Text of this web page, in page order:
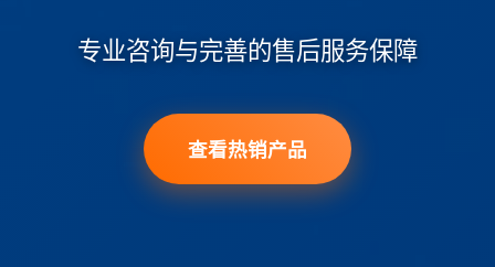
专业咨询与完善的售后服务保障
查看热销产品